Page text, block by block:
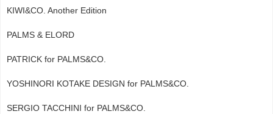
KIWI&CO. Another Edition
PALMS & ELORD
PATRICK for PALMS&CO.
YOSHINORI KOTAKE DESIGN for PALMS&CO.
SERGIO TACCHINI for PALMS&CO.